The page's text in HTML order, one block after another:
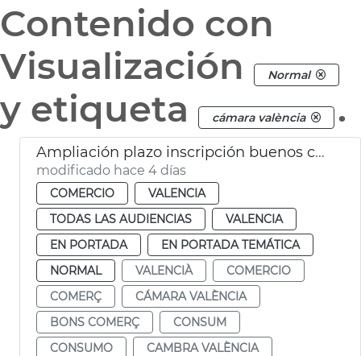
Contenido con
Visualización
Normal
y etiqueta cámara valència .
Ampliación plazo inscripción buenos comercio VLC
modificado hace 4 días
COMERCIO
VALENCIA
TODAS LAS AUDIENCIAS
VALENCIA
EN PORTADA
EN PORTADA TEMÁTICA
NORMAL
VALENCIÀ
COMERCIO
COMERÇ
CÁMARA VALÈNCIA
BONS COMERÇ
CONSUM
CONSUMO
CAMBRA VALÈNCIA